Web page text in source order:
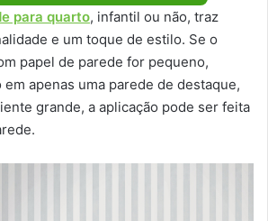
para quarto, infantil ou não, traz
e um toque de estilo. Se o
papel de parede for pequeno,
apenas uma parede de destaque,
grande, a aplicação pode ser feita